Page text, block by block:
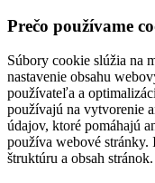
Prečo používame
Súbory cookie slúžia na
nastavenie obsahu
používateľa a
používajú na vytvorenie
údajov, ktoré pomáhajú
používa webové stránky.
štruktúru a obsah stránok.